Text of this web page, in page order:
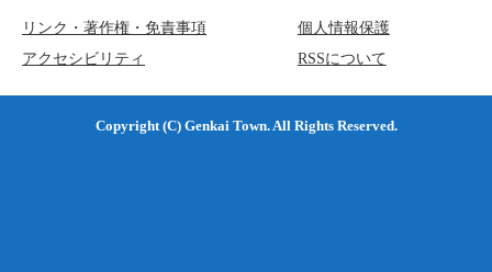
リンク・著作権・免責事項
個人情報保護
アクセシビリティ
RSSについて
Copyright (C) Genkai Town. All Rights Reserved.